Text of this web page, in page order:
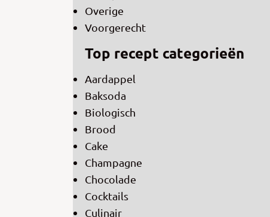
Overige
Voorgerecht
Top recept categorieën
Aardappel
Baksoda
Biologisch
Brood
Cake
Champagne
Chocolade
Cocktails
Culinair